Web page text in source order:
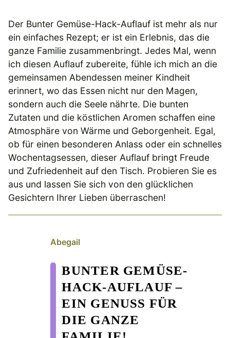
Der Bunter Gemüse-Hack-Auflauf ist mehr als nur
ein einfaches Rezept; er ist ein Erlebnis, das die
ganze Familie zusammenbringt. Jedes Mal, wenn
ich diesen Auflauf zubereite, fühle ich mich an die
gemeinsamen Abendessen meiner Kindheit
erinnert, wo das Essen nicht nur den Magen,
sondern auch die Seele nährte. Die bunten
Zutaten und die köstlichen Aromen schaffen eine
Atmosphäre von Wärme und Geborgenheit. Egal,
ob für einen besonderen Anlass oder ein schnelles
Wochentagsessen, dieser Auflauf bringt Freude
und Zufriedenheit auf den Tisch. Probieren Sie es
aus und lassen Sie sich von den glücklichen
Gesichtern Ihrer Lieben überraschen!
Abegail
BUNTER GEMÜSE-
HACK-AUFLAUF –
EIN GENUSS FÜR
DIE GANZE